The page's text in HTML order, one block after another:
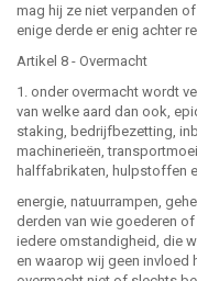
mag hij ze niet verpanden
enige derde er enig achter
Artikel 8 - Overmacht
1. onder overmacht wordt
van welke aard dan ook,
staking, bedrijfbezetting,
machinerieën,
halffabrikaten, hulpstoffen
energie, natuurrampen,
derden van wie goederen
iedere omstandigheid, die
en waarop wij geen invloed